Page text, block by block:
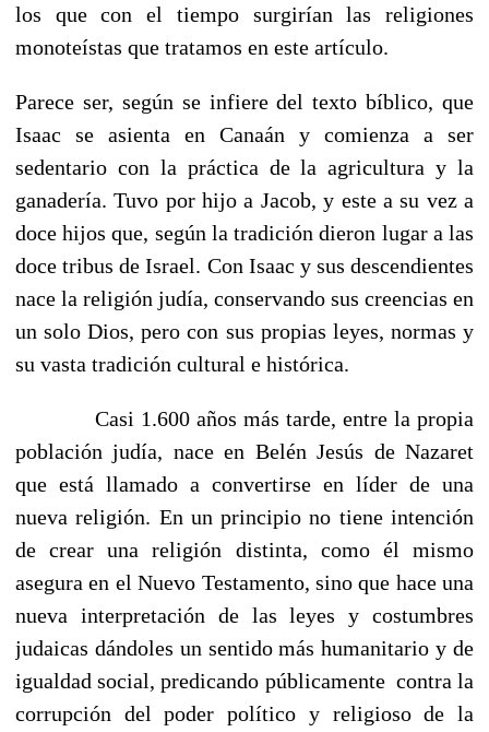
los que con el tiempo surgirían las religiones
monoteístas que tratamos en este artículo.
Parece ser, según se infiere del texto bíblico, que
Isaac se asienta en Canaán y comienza a ser
sedentario con la práctica de la agricultura y la
ganadería. Tuvo por hijo a Jacob, y este a su vez a
doce hijos que, según la tradición dieron lugar a las
doce tribus de Israel. Con Isaac y sus descendientes
nace la religión judía, conservando sus creencias en
un solo Dios, pero con sus propias leyes, normas y
su vasta tradición cultural e histórica.
Casi 1.600 años más tarde, entre la propia
población judía, nace en Belén Jesús de Nazaret
que está llamado a convertirse en líder de una
nueva religión. En un principio no tiene intención
de crear una religión distinta, como él mismo
asegura en el Nuevo Testamento, sino que hace una
nueva interpretación de las leyes y costumbres
judaicas dándoles un sentido más humanitario y de
igualdad social, predicando públicamente contra la
corrupción del poder político y religioso de la